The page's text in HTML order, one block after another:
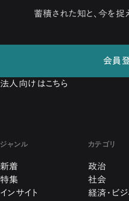
蓄積された知と、今を捉
会員
法人向けはこちら
ジャンル
新着
特集
インサイト
カテゴリ
政治
社会
経済・ビジ